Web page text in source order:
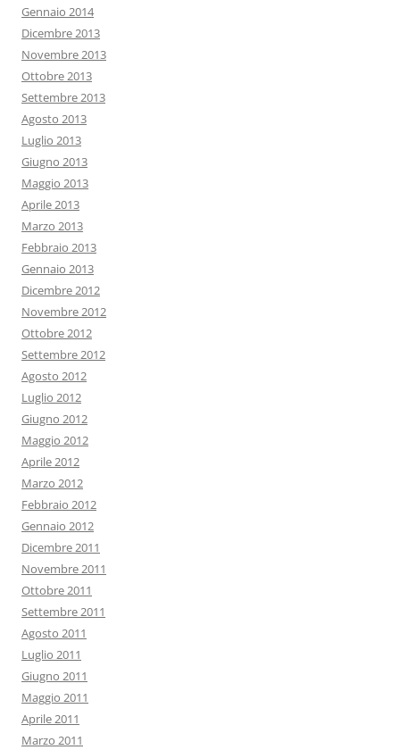
Gennaio 2014
Dicembre 2013
Novembre 2013
Ottobre 2013
Settembre 2013
Agosto 2013
Luglio 2013
Giugno 2013
Maggio 2013
Aprile 2013
Marzo 2013
Febbraio 2013
Gennaio 2013
Dicembre 2012
Novembre 2012
Ottobre 2012
Settembre 2012
Agosto 2012
Luglio 2012
Giugno 2012
Maggio 2012
Aprile 2012
Marzo 2012
Febbraio 2012
Gennaio 2012
Dicembre 2011
Novembre 2011
Ottobre 2011
Settembre 2011
Agosto 2011
Luglio 2011
Giugno 2011
Maggio 2011
Aprile 2011
Marzo 2011